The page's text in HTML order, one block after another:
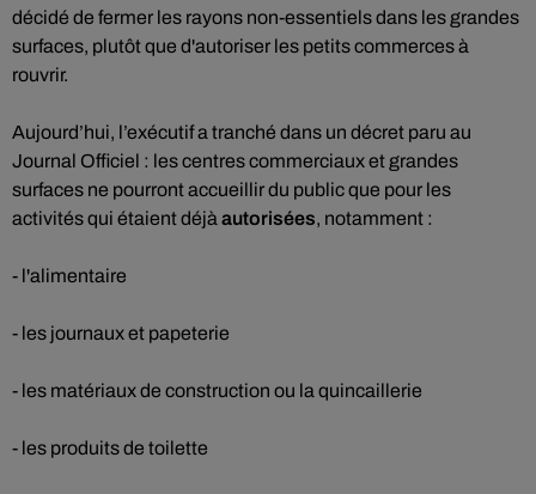
décidé de fermer les rayons non-essentiels dans les grandes
surfaces, plutôt que d'autoriser les petits commerces à
rouvrir.
Aujourd’hui, l’exécutif a tranché dans un décret paru au
Journal Officiel : les centres commerciaux et grandes
surfaces ne pourront accueillir du public que pour les
activités qui étaient déjà autorisées, notamment :
- l'alimentaire
- les journaux et papeterie
- les matériaux de construction ou la quincaillerie
- les produits de toilette